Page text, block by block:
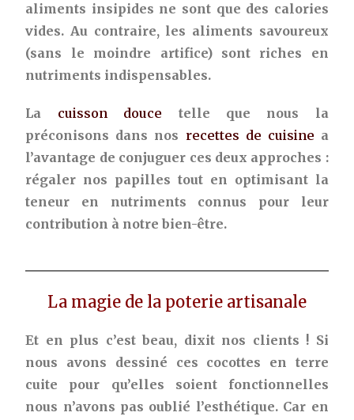
aliments insipides ne sont que des calories
vides. Au contraire, les aliments savoureux
(sans le moindre artifice) sont riches en
nutriments indispensables.
La cuisson douce telle que nous la
préconisons dans nos recettes de cuisine a
l’avantage de conjuguer ces deux approches :
régaler nos papilles tout en optimisant la
teneur en nutriments connus pour leur
contribution à notre bien-être.
La magie de la poterie artisanale
Et en plus c’est beau, dixit nos clients ! Si
nous avons dessiné ces cocottes en terre
cuite pour qu’elles soient fonctionnelles
nous n’avons pas oublié l’esthétique. Car en